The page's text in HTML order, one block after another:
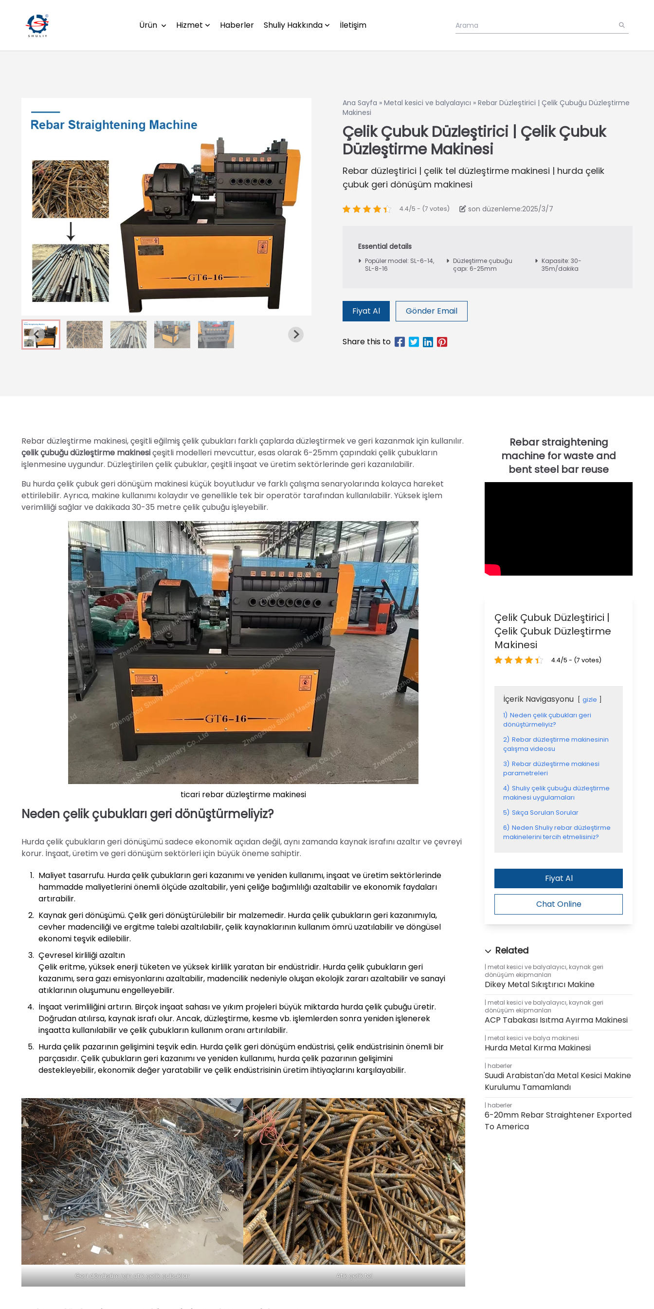
Ürün Hizmet Haberler Shuliy Hakkında İletişim
Ana Sayfa » Metal kesici ve balyalayıcı » Rebar Düzleştirici | Çelik Çubuğu Düzleştirme
Makinesi
Çelik Çubuk Düzleştirici | Çelik Çubuk
Düzleştirme Makinesi
Rebar düzleştirici | çelik tel düzleştirme makinesi | hurda çelik
çubuk geri dönüşüm makinesi
4.4/5 - (7 votes) son düzenleme:2025/3/7
Popüler model: SL-6-14,
SL-8-16
Düzleştirme çubuğu
çapı: 6-25mm
Kapasite: 30-
35m/dakika
Fiyat Al Gönder Email
Rebar düzleştirme makinesi, çeşitli eğilmiş çelik çubukları farklı çaplarda düzleştirmek ve geri kazanmak için kullanılır.
çelik çubuğu düzleştirme makinesiçeşitli modelleri mevcuttur, esas olarak 6-25mm çapındaki çelik çubukların
işlenmesine uygundur. Düzleştirilen çelik çubuklar, çeşitli inşaat ve üretim sektörlerinde geri kazanılabilir.
Bu hurda çelik çubuk geri dönüşüm makinesi küçük boyutludur ve farklı çalışma senaryolarında kolayca hareket
ettirilebilir. Ayrıca, makine kullanımı kolaydır ve genellikle tek bir operatör tarafından kullanılabilir. Yüksek işlem
verimliliği sağlar ve dakikada 30-35 metre çelik çubuğu işleyebilir.
ticari rebar düzleştirme makinesi
Neden çelik çubukları geri dönüştürmeliyiz?
Hurda çelik çubukların geri dönüşümü sadece ekonomik açıdan değil, aynı zamanda kaynak israfını azaltır ve çevreyi
korur. İnşaat, üretim ve geri dönüşüm sektörleri için büyük öneme sahiptir.
Maliyet tasarrufu. Hurda çelik çubukların geri kazanımı ve yeniden kullanımı, inşaat ve üretim sektörlerinde
hammadde maliyetlerini önemli ölçüde azaltabilir, yeni çeliğe bağımlılığı azaltabilir ve ekonomik faydaları
artırabilir.
Kaynak geri dönüşümü. Çelik geri dönüştürülebilir bir malzemedir. Hurda çelik çubukların geri kazanımıyla,
cevher madenciliği ve ergitme talebi azaltılabilir, çelik kaynaklarının kullanım ömrü uzatılabilir ve döngüsel
ekonomi teşvik edilebilir.
Çevresel kirliliği azaltın
Çelik eritme, yüksek enerji tüketen ve yüksek kirlilik yaratan bir endüstridir. Hurda çelik çubukların geri
kazanımı, sera gazı emisyonlarını azaltabilir, madencilik nedeniyle oluşan ekolojik zararı azaltabilir ve sanayi
atıklarının oluşumunu engelleyebilir.
İnşaat verimliliğini artırın. Birçok inşaat sahası ve yıkım projeleri büyük miktarda hurda çelik çubuğu üretir.
Doğrudan atılırsa, kaynak israfı olur. Ancak, düzleştirme, kesme vb. işlemlerden sonra yeniden işlenerek
inşaatta kullanılabilir ve çelik çubukların kullanım oranı artırılabilir.
Hurda çelik pazarının gelişimini teşvik edin. Hurda çelik geri dönüşüm endüstrisi, çelik endüstrisinin önemli bir
parçasıdır. Çelik çubukların geri kazanımı ve yeniden kullanımı, hurda çelik pazarının gelişimini
destekleyebilir, ekonomik değer yaratabilir ve çelik endüstrisinin üretim ihtiyaçlarını karşılayabilir.
Geri dönüşüm için atık çelik çubuklar Atık çelik tel
Çelik Çubuk Düzleştirici |
Çelik Çubuk Düzleştirme
Makinesi
4.4/5 - (7 votes)
İçerik Navigasyonu
gizle
1) Neden çelik çubukları geri
dönüştürmeliyiz?
2) Rebar düzleştirme makinesinin
çalışma videosu
3) Rebar düzleştirme makinesi
parametreleri
4) Shuliy çelik çubuğu düzleştirme
makinesi uygulamaları
5) Sıkça Sorulan Sorular
6) Neden Shuliy rebar düzleştirme
makinelerini tercih etmelisiniz?
Fiyat Al
Chat Online
metal kesici ve balyalayıcı, kaynak geri
dönüşüm ekipmanları
Dikey Metal Sıkıştırıcı Makine
metal kesici ve balyalayıcı, kaynak geri
dönüşüm ekipmanları
ACP Tabakası Isıtma Ayırma Makinesi
metal kesici ve balya makinesi
Hurda Metal Kırma Makinesi
haberler
Suudi Arabistan'da Metal Kesici Makine
Kurulumu Tamamlandı
haberler
6-20mm Rebar Straightener Exported
To America